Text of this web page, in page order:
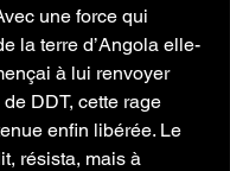
une force qui
la terre d’Angola elle-
à lui renvoyer
DDT, cette rage
enfin libérée. Le
résista, mais à